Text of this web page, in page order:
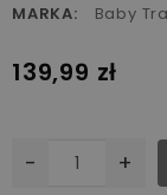
MARKA:
Baby
139,99 zł
- +